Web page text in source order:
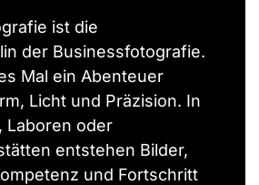
ist die
der Businessfotografie.
Mal ein Abenteuer
Licht und Präzision. In
Laboren oder
entstehen Bilder,
und Fortschritt